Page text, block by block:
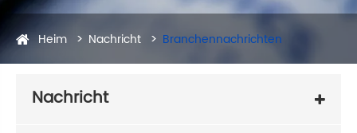
Heim Nachricht Branchennachrichten
Nachricht